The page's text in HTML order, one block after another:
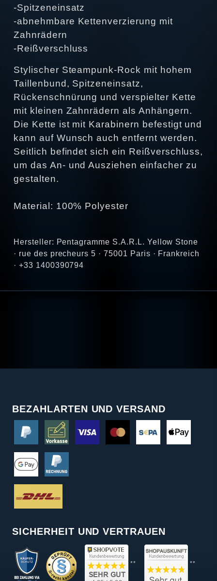
-Spitzeneinsatz
-abnehmbare Kettenverzierung mit
Zahnrädern
-Reißverschluss
Stylischer Steampunk-Rock mit hohem
Taillenbund, Spitzeneinsatz,
Rückenschnürung und verspielter Kette
mit kleinen Zahnrädern als Anhängern.
Die Kette ist mit Karabinern befestigt und
kann auf Wunsch auch entfernt werden.
Seitlich befindet sich ein Reißverschluss,
um das An- und Ausziehen einfacher zu
gestalten.
Material: 100% Polyester
Hersteller: Pentagramme S.A.R.L. Yellow Stone
· rue des precheurs 5 · 75001 Paris · Frankreich
· +33 1400390794
BEZAHLARTEN UND VERSAND
SICHERHEIT UND VERTRAUEN
** **